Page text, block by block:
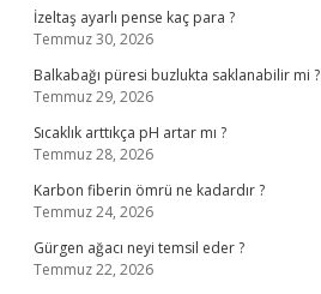
İzeltaş ayarlı pense kaç para ?
Temmuz 30, 2026
Balkabağı püresi buzlukta saklanabilir mi ?
Temmuz 29, 2026
Sıcaklık arttıkça pH artar mı ?
Temmuz 28, 2026
Karbon fiberin ömrü ne kadardır ?
Temmuz 24, 2026
Gürgen ağacı neyi temsil eder ?
Temmuz 22, 2026